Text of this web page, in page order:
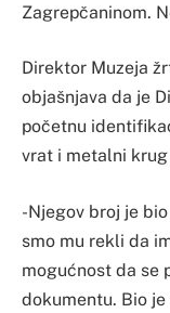
Zagrepčaninom.
Direktor Muzeja
objašnjava da je
početnu
vrat i metalni
-Njegov broj je
smo mu rekli da
mogućnost da se
dokumentu. Bio